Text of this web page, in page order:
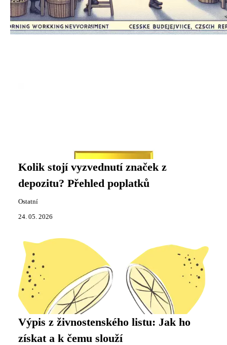
Kolik stojí vyzvednutí značek z
depozitu? Přehled poplatků
Ostatní
24. 05. 2026
Výpis z živnostenského listu: Jak ho
získat a k čemu slouží